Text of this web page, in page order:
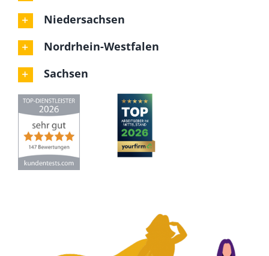
Niedersachsen
Nordrhein-Westfalen
Sachsen
Die Überflieger
4,86von5
aus147
Bewertungen